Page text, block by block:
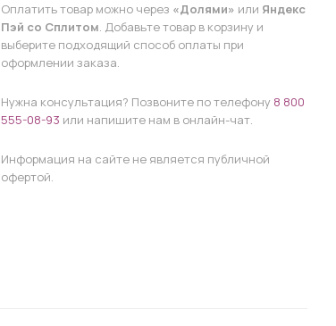
Оплатить товар можно через «Долями» или Яндекс
Пэй со Сплитом. Добавьте товар в корзину и
выберите подходящий способ оплаты при
оформлении заказа.
Нужна консультация? Позвоните по телефону 8 800
555-08-93 или напишите нам в онлайн-чат.
Информация на сайте не является публичной
офертой.